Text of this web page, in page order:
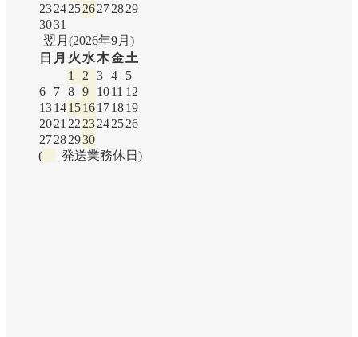
23242526272829
3031
翌月(2026年9月)
日 月 火 水木金土
1
2 3 4
5
6
7 8 9 1011 12
13141516171819
2021 22 23242526
27282930
(
発送業務休日)